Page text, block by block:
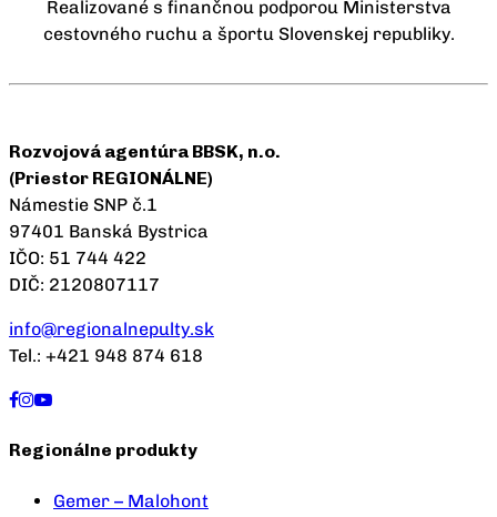
Realizované s finančnou podporou Ministerstva
cestovného ruchu a športu Slovenskej republiky.
Rozvojová agentúra BBSK, n.o.
(Priestor REGIONÁLNE)
Námestie SNP č.1
97401 Banská Bystrica
IČO: 51 744 422
DIČ: 2120807117
info@regionalnepulty.sk
Tel.: +421 948 874 618
Regionálne produkty
Gemer – Malohont